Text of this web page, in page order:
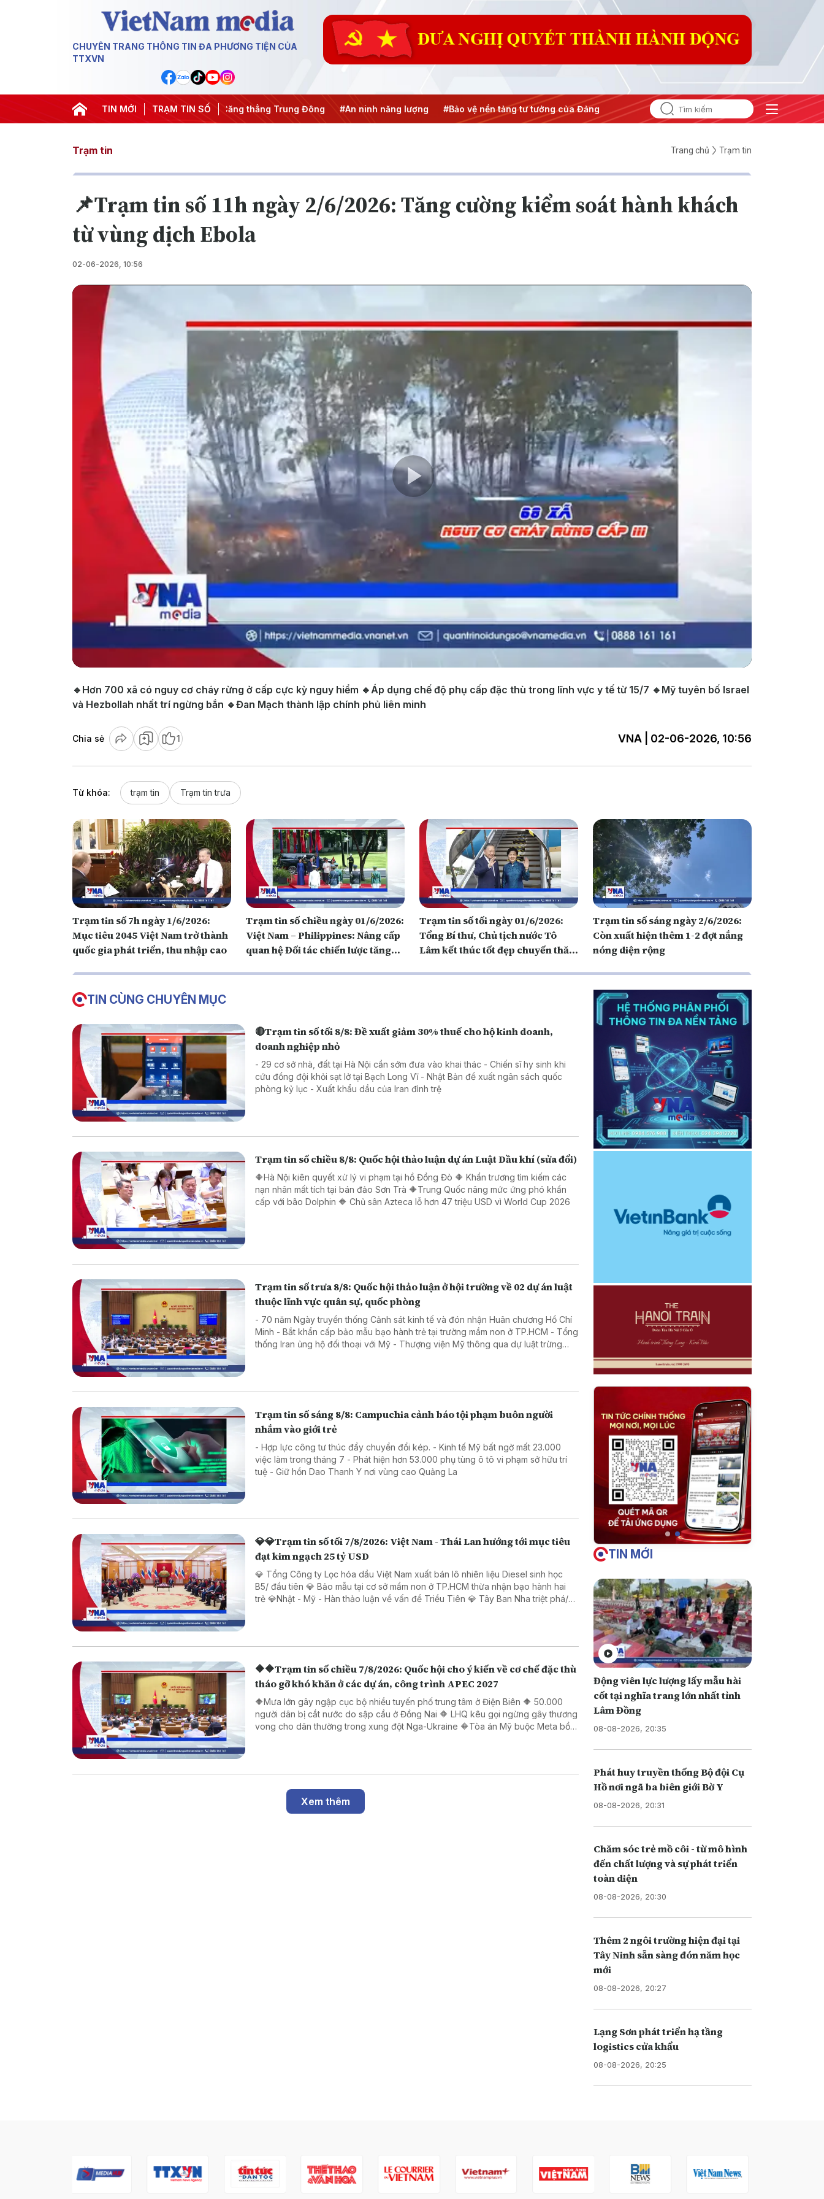
CHUYÊN TRANG THÔNG TIN ĐA PHƯƠNG TIỆN CỦA
TTXVN
TIN MỚI TRẠM TIN SỐ
#Chống khai thác IUU #Căng thẳng Trung Đông #An ninh năng lượng #Bảo vệ nền tảng tư tưởng của Đảng #Hội nghị Trung ương 3
Trạm tin Trang chủ Trạm tin
📌Trạm tin số 11h ngày 2/6/2026: Tăng cường kiểm soát hành khách
từ vùng dịch Ebola
02-06-2026, 10:56
Play
Video
🔹Hơn 700 xã có nguy cơ cháy rừng ở cấp cực kỳ nguy hiểm 🔹Áp dụng chế độ phụ cấp đặc thù trong lĩnh vực y tế từ 15/7 🔹Mỹ tuyên bố Israel
và Hezbollah nhất trí ngừng bắn 🔹Đan Mạch thành lập chính phủ liên minh
Chia sẻ 1 VNA | 02-06-2026, 10:56
Từ khóa: trạm tin Trạm tin trưa
Trạm tin số 7h ngày 1/6/2026:
Mục tiêu 2045 Việt Nam trở thành
quốc gia phát triển, thu nhập cao
Trạm tin số chiều ngày 01/6/2026:
Việt Nam – Philippines: Nâng cấp
quan hệ Đối tác chiến lược tăng
Trạm tin số tối ngày 01/6/2026:
Tổng Bí thư, Chủ tịch nước Tô
Lâm kết thúc tốt đẹp chuyến thăm
Trạm tin số sáng ngày 2/6/2026:
Còn xuất hiện thêm 1-2 đợt nắng
nóng diện rộng
TIN CÙNG CHUYÊN MỤC
🔴Trạm tin số tối 8/8: Đề xuất giảm 30% thuế cho hộ kinh doanh,
doanh nghiệp nhỏ
- 29 cơ sở nhà, đất tại Hà Nội cần sớm đưa vào khai thác - Chiến sĩ hy sinh khi
cứu đồng đội khỏi sạt lở tại Bạch Long Vĩ - Nhật Bản đề xuất ngân sách quốc
phòng kỷ lục - Xuất khẩu dầu của Iran đình trệ
Trạm tin số chiều 8/8: Quốc hội thảo luận dự án Luật Dầu khí (sửa đổi)
🔶Hà Nội kiên quyết xử lý vi phạm tại hồ Đồng Đò 🔶 Khẩn trương tìm kiếm các
nạn nhân mất tích tại bán đảo Sơn Trà 🔶Trung Quốc nâng mức ứng phó khẩn
cấp với bão Dolphin 🔶 Chủ sân Azteca lỗ hơn 47 triệu USD vì World Cup 2026
Trạm tin số trưa 8/8: Quốc hội thảo luận ở hội trường về 02 dự án luật
thuộc lĩnh vực quân sự, quốc phòng
- 70 năm Ngày truyền thống Cảnh sát kinh tế và đón nhận Huân chương Hồ Chí
Minh - Bắt khẩn cấp bảo mẫu bạo hành trẻ tại trường mầm non ở TP.HCM - Tổng
thống Iran ủng hộ đối thoại với Mỹ - Thượng viện Mỹ thông qua dự luật trừng
Trạm tin số sáng 8/8: Campuchia cảnh báo tội phạm buôn người
nhắm vào giới trẻ
- Hợp lực công tư thúc đẩy chuyển đổi kép. - Kinh tế Mỹ bất ngờ mất 23.000
việc làm trong tháng 7 - Phát hiện hơn 53.000 phụ tùng ô tô vi phạm sở hữu trí
tuệ - Giữ hồn Dao Thanh Y nơi vùng cao Quảng La
💎💎Trạm tin số tối 7/8/2026: Việt Nam - Thái Lan hướng tới mục tiêu
đạt kim ngạch 25 tỷ USD
💎 Tổng Công ty Lọc hóa dầu Việt Nam xuất bán lô nhiên liệu Diesel sinh học
B5/ đầu tiên 💎 Bảo mẫu tại cơ sở mầm non ở TP.HCM thừa nhận bạo hành hai
trẻ 💎Nhật - Mỹ - Hàn thảo luận về vấn đề Triều Tiên 💎 Tây Ban Nha triệt phá/
🔶🔶Trạm tin số chiều 7/8/2026: Quốc hội cho ý kiến về cơ chế đặc thù
tháo gỡ khó khăn ở các dự án, công trình APEC 2027
🔶Mưa lớn gây ngập cục bộ nhiều tuyến phố trung tâm ở Điện Biên 🔶 50.000
người dân bị cắt nước do sập cầu ở Đồng Nai 🔶 LHQ kêu gọi ngừng gây thương
vong cho dân thường trong xung đột Nga-Ukraine 🔶Tòa án Mỹ buộc Meta bồi
Xem thêm
TIN MỚI
Động viên lực lượng lấy mẫu hài
cốt tại nghĩa trang lớn nhất tỉnh
Lâm Đồng
08-08-2026, 20:35
Phát huy truyền thống Bộ đội Cụ
Hồ nơi ngã ba biên giới Bờ Y
08-08-2026, 20:31
Chăm sóc trẻ mồ côi - từ mô hình
đến chất lượng và sự phát triển
toàn diện
08-08-2026, 20:30
Thêm 2 ngôi trường hiện đại tại
Tây Ninh sẵn sàng đón năm học
mới
08-08-2026, 20:27
Lạng Sơn phát triển hạ tầng
logistics cửa khẩu
08-08-2026, 20:25